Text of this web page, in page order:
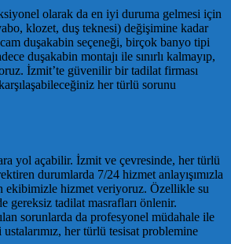
olarak da en iyi duruma gelmesi için
klozet, duş teknesi) değişimine kadar
duşakabin seçeneği, birçok banyo tipi
duşakabin montajı ile sınırlı kalmayıp,
İzmit’te güvenilir bir tadilat firması
her türlü sorunu
yol açabilir. İzmit ve çevresinde, her türlü
durumlarda 7/24 hizmet anlayışımızla
ekibimizle hizmet veriyoruz. Özellikle su
gereksiz tadilat masrafları önlenir.
sorunlarda da profesyonel müdahale ile
her türlü tesisat problemine